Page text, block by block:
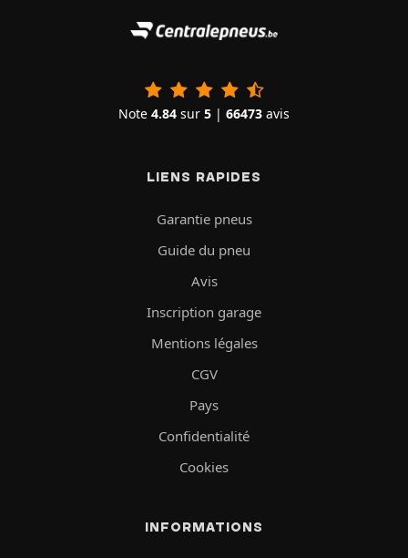
Note 4.84 sur 5 | 66473 avis
LIENS RAPIDES
Garantie pneus
Guide du pneu
Avis
Inscription garage
Mentions légales
CGV
Pays
Confidentialité
Cookies
INFORMATIONS